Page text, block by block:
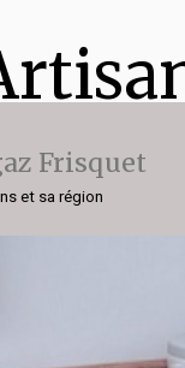
Frisquet
et sa région